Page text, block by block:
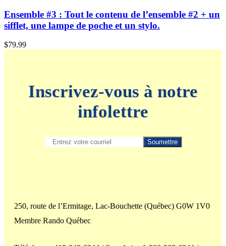
Ensemble #3 : Tout le contenu de l’ensemble #2 + un
sifflet, une lampe de poche et un stylo.
$79.99
Inscrivez-vous à notre
infolettre
250, route de l’Ermitage, Lac-Bouchette (Québec) G0W 1V0
Membre Rando Québec